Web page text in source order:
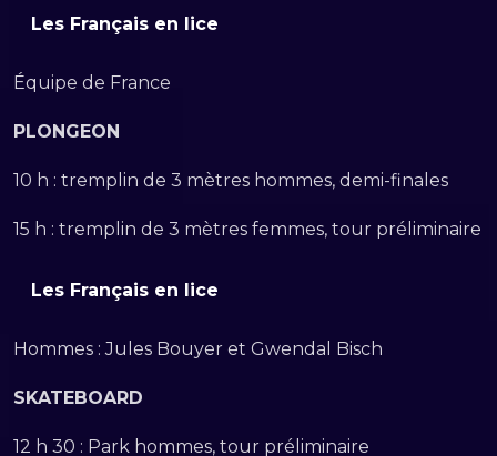
Les Français en lice
Équipe de France
PLONGEON
10 h : tremplin de 3 mètres hommes, demi-finales
15 h : tremplin de 3 mètres femmes, tour préliminaire
Les Français en lice
Hommes : Jules Bouyer et Gwendal Bisch
SKATEBOARD
12 h 30 : Park hommes, tour préliminaire